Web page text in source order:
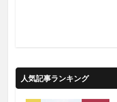
人気記事ランキング